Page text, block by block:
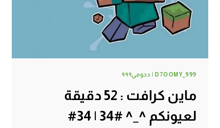
D7OOMY_999 | دحومي٩٩٩
ماين كرافت : 52 دقيقة
لعيونكم ^_^ #34 | 34#